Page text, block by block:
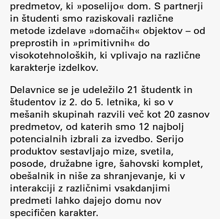
projects in Africa
Publishing
FA-ZA
predmetov, ki »poselijo« dom. S partnerji
in študenti smo raziskovali različne
metode izdelave »domačih« objektov – od
preprostih in »primitivnih« do
visokotehnoloških, ki vplivajo na različne
karakterje izdelkov.
Delavnice se je udeležilo 21 študentk in
študentov iz 2. do 5. letnika, ki so v
mešanih skupinah razvili več kot 20 zasnov
predmetov, od katerih smo 12 najbolj
potencialnih izbrali za izvedbo. Serijo
produktov sestavljajo mize, svetila,
posode, družabne igre, šahovski komplet,
obešalnik in niše za shranjevanje, ki v
interakciji z različnimi vsakdanjimi
predmeti lahko dajejo domu nov
specifičen karakter.